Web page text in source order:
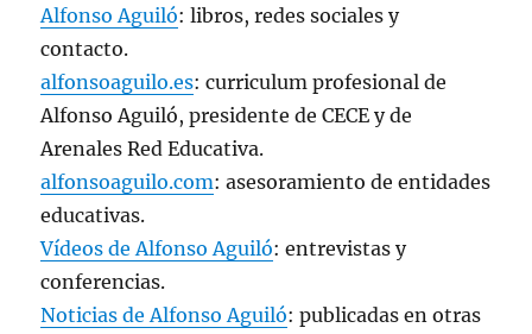
Alfonso Aguiló: libros, redes sociales y
contacto.
alfonsoaguilo.es: curriculum profesional de
Alfonso Aguiló, presidente de CECE y de
Arenales Red Educativa.
alfonsoaguilo.com: asesoramiento de entidades
educativas.
Vídeos de Alfonso Aguiló: entrevistas y
conferencias.
Noticias de Alfonso Aguiló: publicadas en otras